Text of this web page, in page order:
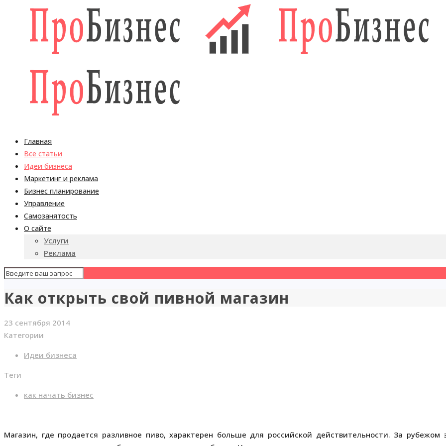
Главная
Все статьи
Идеи бизнеса
Маркетинг и реклама
Бизнес планирование
Управление
Самозанятость
О сайте
Услуги
Реклама
Как открыть свой пивной магазин
23 сентября 2014
Категории
Идеи бизнеса
Теги
как начать бизнес
Магазин, где продается разливное пиво, характерен больше для российской действительности. За рубежом